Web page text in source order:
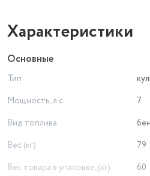
Характеристики
Основные
Тип
Мощность, л.с.
7
Вид топлива
Вес (кг)
79
Вес товара в упаковке, (кг)
60